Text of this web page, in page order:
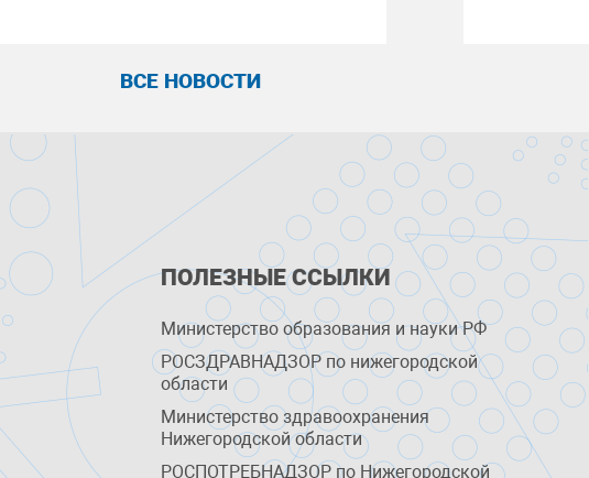
ВСЕ НОВОСТИ
ПОЛЕЗНЫЕ ССЫЛКИ
Министерство образования и науки РФ
РОСЗДРАВНАДЗОР по нижегородской
области
Министерство здравоохранения
Нижегородской области
РОСПОТРЕБНАДЗОР по Нижегородской